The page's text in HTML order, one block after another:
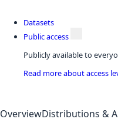
Datasets
Public access
Publicly available to
Read more about access
OverviewDistributions &